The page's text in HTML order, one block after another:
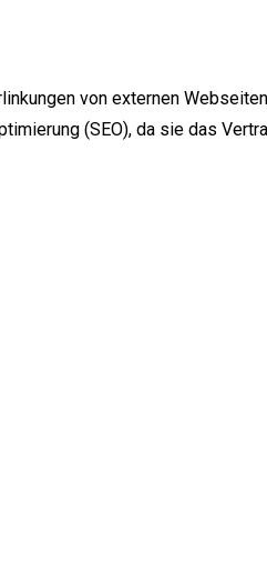
von externen
(SEO), da sie das